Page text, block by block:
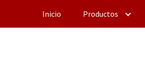
Inicio Productos